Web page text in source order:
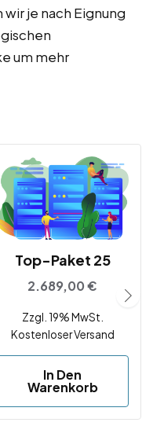
je nach Eignung
um mehr
Top-Paket 25
2.689,00€
Zzgl. 19% MwSt.
Kostenloser Versand
In Den
Warenkorb